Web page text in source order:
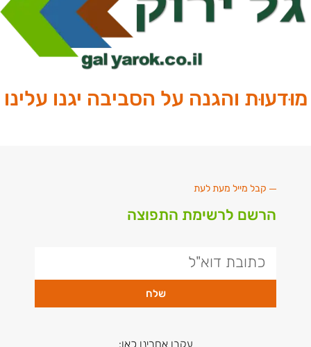
מוּדעוּת והגנה על הסביבה יגנו עלינו
קבל מייל מעת לעת
הרשם לרשימת התפוצה
שלח
עקבו אחרינו כאן: